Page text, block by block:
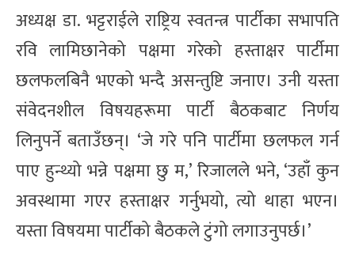
अध्यक्ष डा. भट्टराईले राष्ट्रिय स्वतन्त्र पार्टीका सभापति
रवि लामिछानेको पक्षमा गरेको हस्ताक्षर पार्टीमा
छलफलबिनै भएको भन्दै असन्तुष्टि जनाए। उनी यस्ता
संवेदनशील विषयहरूमा पार्टी बैठकबाट निर्णय
लिनुपर्ने बताउँछन्। ‘जे गरे पनि पार्टीमा छलफल गर्न
पाए हुन्थ्यो भन्ने पक्षमा छु म,’ रिजालले भने, ‘उहाँ कुन
अवस्थामा गएर हस्ताक्षर गर्नुभयो, त्यो थाहा भएन।
यस्ता विषयमा पार्टीको बैठकले टुंगो लगाउनुपर्छ।’